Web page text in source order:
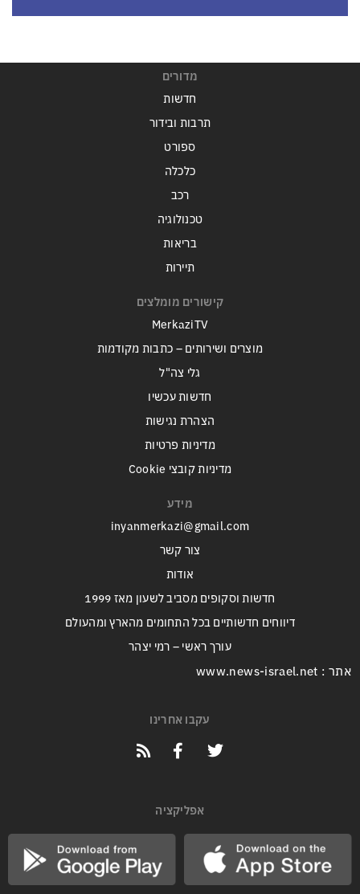
מדורים
חדשות
תרבות ובידור
ספורט
כלכלה
רכב
טכנולוגיה
בריאות
תיירות
קישורים מומלצים
MerkaziTV
מוצרים ושירותים – כתבות מקודמות
גלי צה"ל
חדשות עכשיו
הצהרת נגישות
מדיניות פרטיות
מדיניות קובצי Cookie
מידע
inyanmerkazi@gmail.com
צור קשר
אודות
חדשות וסקופים מסביב לשעון מאז 1999
דיווחים חדשותיים בכל התחומים מהארץ ומהעולם
עורך ראשי – רמי יצהר
אתר : www.news-israel.net
עקבו אחרינו
אפליקציה